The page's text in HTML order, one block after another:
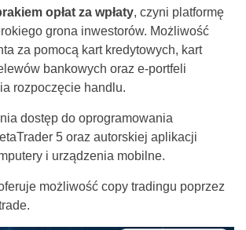
opłat za wpłaty, czyni platformę
grona inwestorów. Możliwość
za pomocą kart kredytowych, kart
bankowych oraz e-portfeli
rozpoczęcie handlu.
dostęp do oprogramowania
5 oraz autorskiej aplikacji
i urządzenia mobilne.
możliwość copy tradingu poprzez